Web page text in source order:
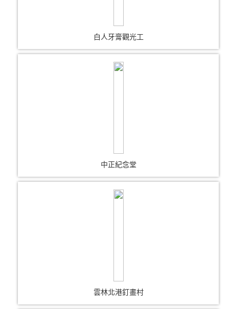
白人牙膏觀光工
中正紀念堂
雲林北港釘畫村